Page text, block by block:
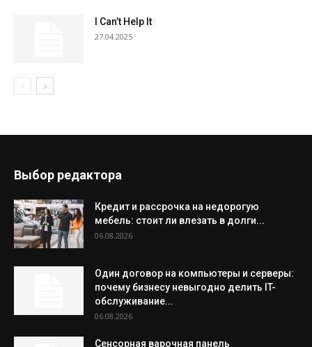
I Can’t Help It
27.04.2025
Выбор редактора
Кредит и рассрочка на недорогую
мебель: стоит ли влезать в долги...
06.08.2026
Один договор на компьютеры и серверы:
почему бизнесу невыгодно делить IT-
обслуживание...
06.08.2026
Сенсорная варочная панель